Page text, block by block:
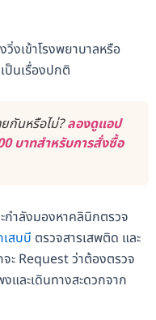
งเข้าโรงพยาบาลหรือ
ป็นเรื่องปกติ
กันหรือไม่?ลองดูแอป
บาทสำหรับการสั่งซื้อ
กำลังมองหาคลินิกตรวจ
สบบี ตรวจสารเสพติด และ
Request ว่าต้องตรวจ
และเดินทางสะดวกจาก